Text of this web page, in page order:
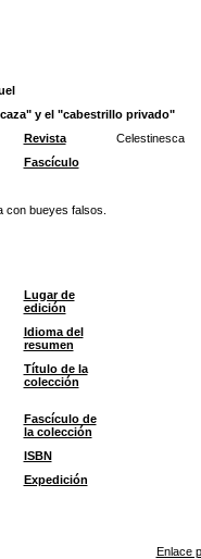
y el "cabestrillo privado"
Revista
Celestinesca
Fascículo
con bueyes falsos.
Lugar de
edición
Idioma del
resumen
Título de la
colección
Fascículo de
la colección
ISBN
Expedición
Enlace